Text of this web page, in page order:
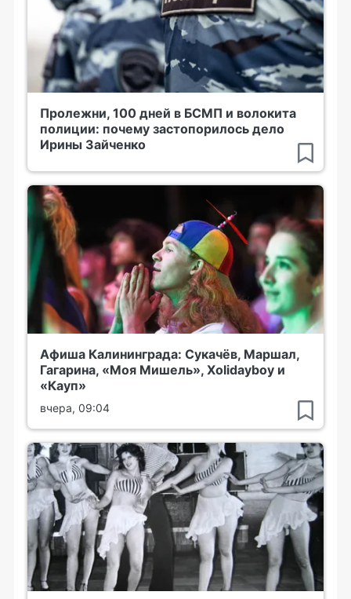
Пролежни, 100 дней в БСМП и волокита
полиции: почему застопорилось дело
Ирины Зайченко
Афиша Калининграда: Сукачёв, Маршал,
Гагарина, «Моя Мишель», Xolidayboy и
«Кауп»
вчера, 09:04